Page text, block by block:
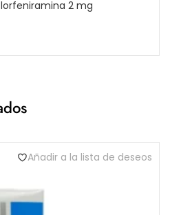
2 mg
Añadir a la lista de deseos